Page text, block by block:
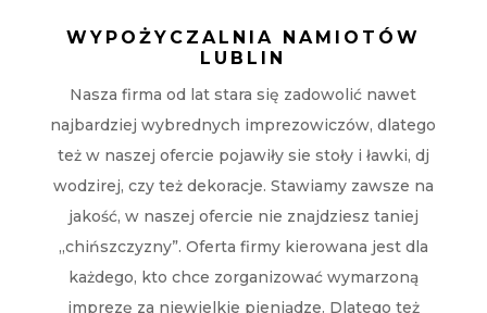
WYPOŻYCZALNIA NAMIOTÓW
LUBLIN
Nasza firma od lat stara się zadowolić nawet
najbardziej wybrednych imprezowiczów, dlatego
też w naszej ofercie pojawiły sie stoły i ławki, dj
wodzirej, czy też dekoracje. Stawiamy zawsze na
jakość, w naszej ofercie nie znajdziesz taniej
„chińszczyzny”. Oferta firmy kierowana jest dla
każdego, kto chce zorganizować wymarzoną
imprezę za niewielkie pieniądze. Dlatego też